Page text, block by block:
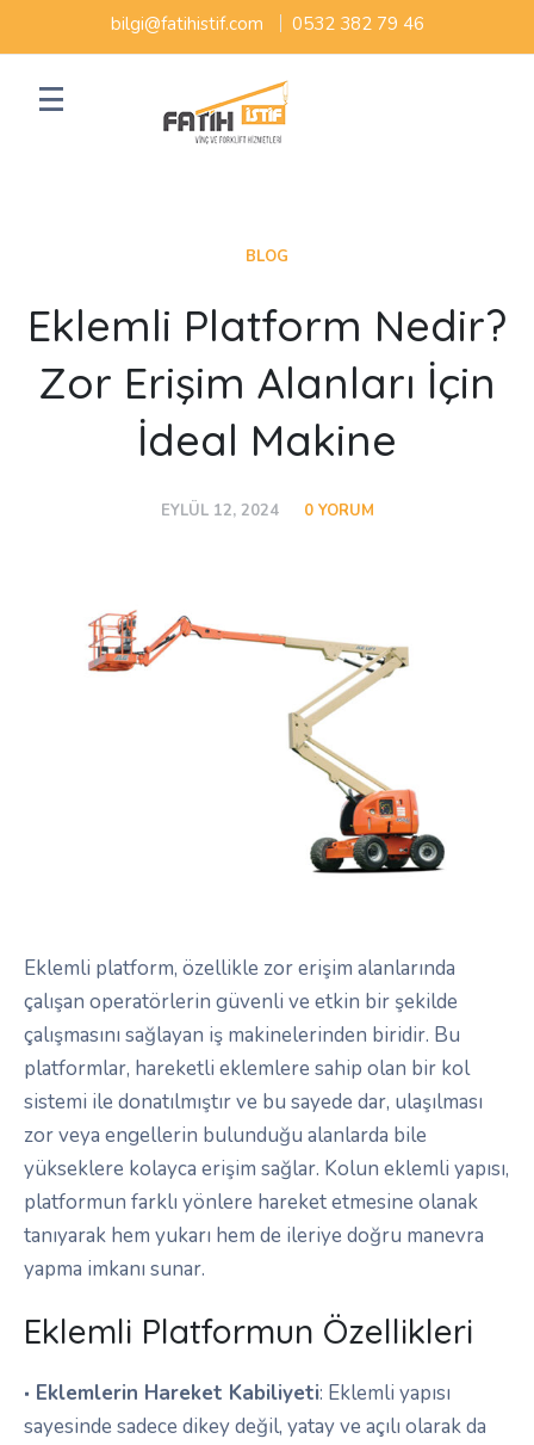
bilgi@fatihistif.com 0532 382 79 46
BLOG
Eklemli Platform Nedir?
Zor Erişim Alanları İçin
İdeal Makine
EYLÜL 12, 2024 0 YORUM
Eklemli platform, özellikle zor erişim alanlarında
çalışan operatörlerin güvenli ve etkin bir şekilde
çalışmasını sağlayan iş makinelerinden biridir. Bu
platformlar, hareketli eklemlere sahip olan bir kol
sistemi ile donatılmıştır ve bu sayede dar, ulaşılması
zor veya engellerin bulunduğu alanlarda bile
yükseklere kolayca erişim sağlar. Kolun eklemli yapısı,
platformun farklı yönlere hareket etmesine olanak
tanıyarak hem yukarı hem de ileriye doğru manevra
yapma imkanı sunar.
Eklemli Platformun Özellikleri
Eklemlerin Hareket Kabiliyeti: Eklemli yapısı
sayesinde sadece dikey değil, yatay ve açılı olarak da